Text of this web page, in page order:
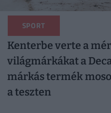
SPORT
Kenterbe verte a
világmárkákat a
márkás termék
a teszten